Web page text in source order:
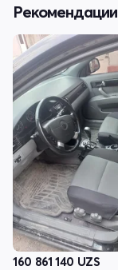
Рекомендации
160 861 140 UZS